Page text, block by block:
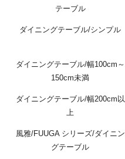
テーブル
ダイニングテーブル/シンプル
ダイニングテーブル/幅100cm～
150cm未満
ダイニングテーブル/幅200cm以
上
風雅/FUUGA シリーズ/ダイニン
グテーブル